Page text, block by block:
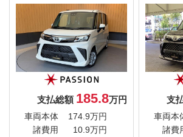
支払総額 185.8万円
車両本体
174.9万円
諸費用
10.9万円
支
車両本
諸費